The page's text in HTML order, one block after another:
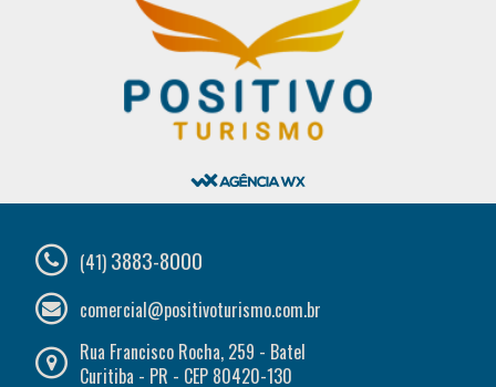
(41) 3883-8000
comercial@positivoturismo.com.br
Rua Francisco Rocha, 259 - Batel
Curitiba - PR - CEP 80420-130